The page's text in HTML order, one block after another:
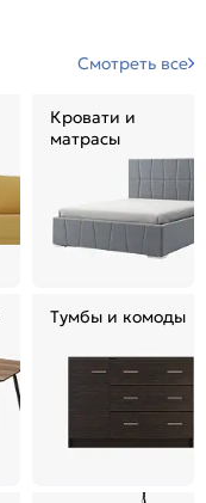
Смотреть все
Кровати и
матрасы
Тумбы и комоды